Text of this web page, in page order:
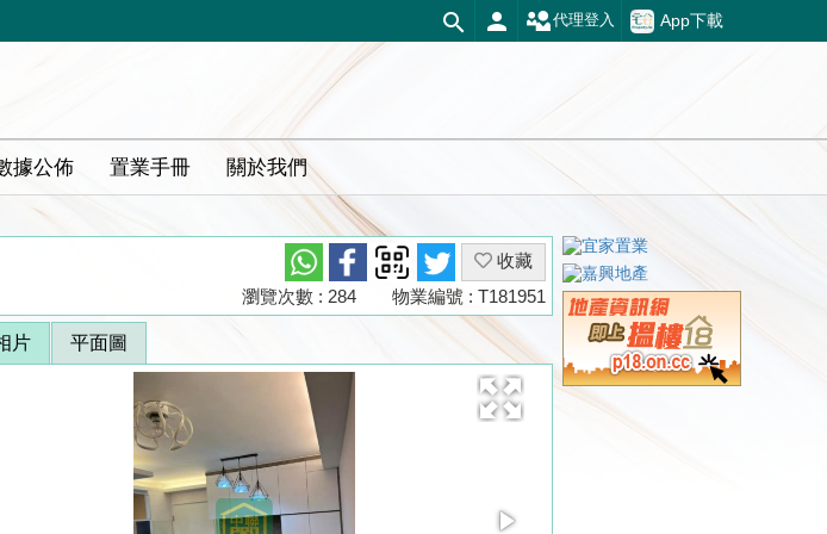
App下載
代理登入
據公佈 置業手冊 關於我們
收藏
物業編號 : T181951
瀏覽次數 : 284
片 平面圖